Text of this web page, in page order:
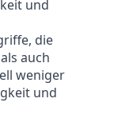
und
die
auch
weniger
und